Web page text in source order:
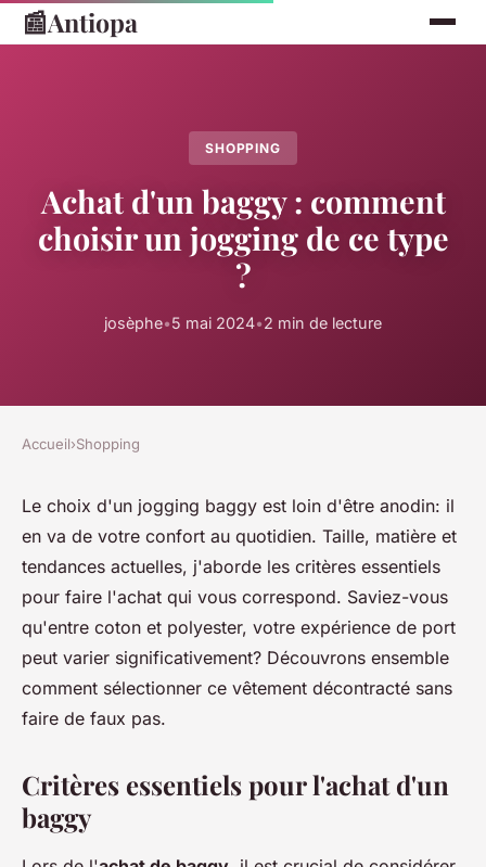
📰Antiopa
SHOPPING
Achat d'un baggy : comment
choisir un jogging de ce type
?
josèphe•5 mai 2024•2 min de lecture
Accueil›Shopping
Le choix d'un jogging baggy est loin d'être anodin: il
en va de votre confort au quotidien. Taille, matière et
tendances actuelles, j'aborde les critères essentiels
pour faire l'achat qui vous correspond. Saviez-vous
qu'entre coton et polyester, votre expérience de port
peut varier significativement? Découvrons ensemble
comment sélectionner ce vêtement décontracté sans
faire de faux pas.
Critères essentiels pour l'achat d'un
baggy